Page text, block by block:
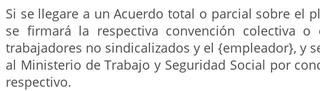
Si se llegare a un Acuerdo total o parcial sobre el
se firmará la respectiva convención colectiva
trabajadores no sindicalizados y el {empleador}, y
al Ministerio de Trabajo y Seguridad Social por
respectivo.